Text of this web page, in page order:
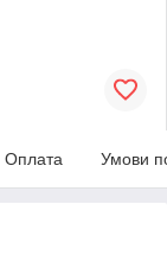
Оплата Умови